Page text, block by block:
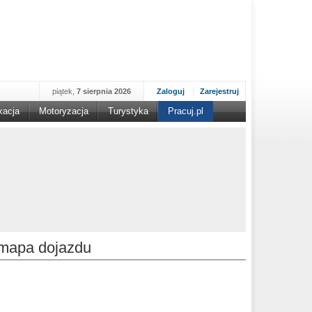
Zaloguj Zarejestruj
piątek, 7 sierpnia 2026
Motoryzacja Turystyka Pracuj.pl
dojazdu